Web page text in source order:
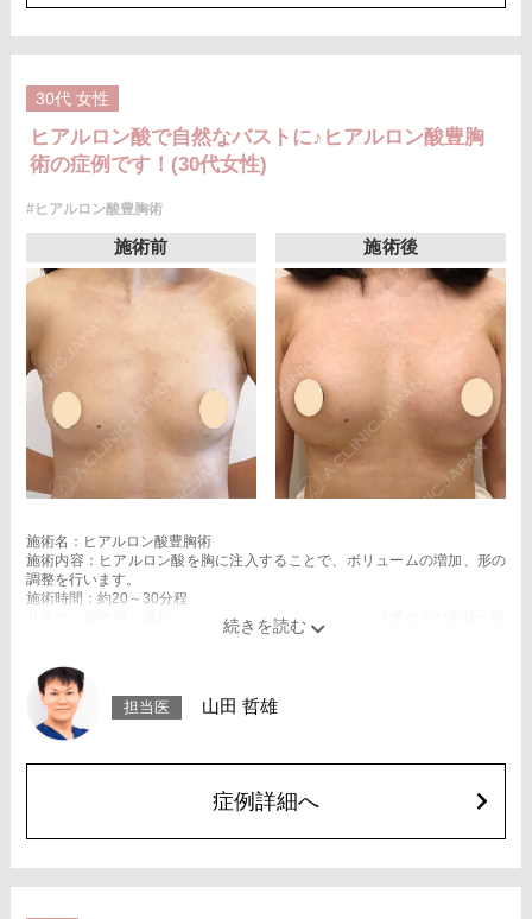
30代 女性
ヒアルロン酸で自然なバストに♪ヒアルロン酸豊胸
術の症例です！(30代女性)
#ヒアルロン酸豊胸術
施術前 施術後
施術名：ヒアルロン酸豊胸術
施術内容：ヒアルロン酸を胸に注入することで、ボリュームの増加、形の
調整を行います。
施術時間：約20～30分程
リスク、副作用：腫れ、赤み、内出血、痛み、突っ張り感などが術後一時
的に生じることがございます。また、稀にアレルギー、細菌感染症、血管
サージは1〜2週間ほどお控えください。
費用：スタンダード 1cc 3,900円(税込)
アドバンス 1cc 5,500円(税込)
オプション：笑気麻酔 3,300円(税込)
担当医 山田 哲雄
症例詳細へ